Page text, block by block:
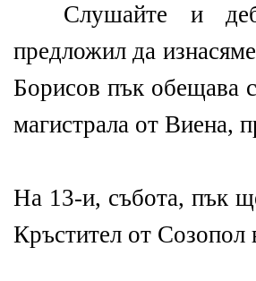
Слушайте и
предложил да
Борисов пък обещава
магистрала от Виена,
На 13-и, събота, пък
Кръстител от